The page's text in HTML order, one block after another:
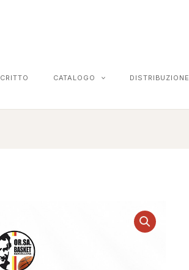
CATALOGO DISTRIBUZIONE